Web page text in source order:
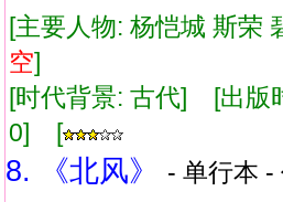
[主要人物: 杨恺城 斯
空]
[时代背景: 古代] [出
0] [
8. 《北风》
- 单行本